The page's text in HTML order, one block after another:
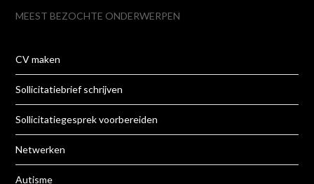
MEEST BEZOCHTE ONDERWERPEN
CV maken
Sollicitatiebrief schrijven
Sollicitatiegesprek voorbereiden
Netwerken
Autisme